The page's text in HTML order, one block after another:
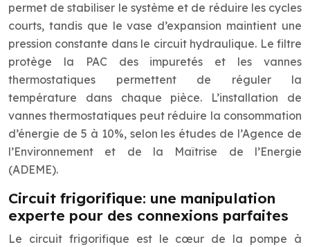
permet de stabiliser le système et de réduire les cycles
courts, tandis que le vase d’expansion maintient une
pression constante dans le circuit hydraulique. Le filtre
protège la PAC des impuretés et les vannes
thermostatiques permettent de réguler la
température dans chaque pièce. L’installation de
vannes thermostatiques peut réduire la consommation
d’énergie de 5 à 10%, selon les études de l’Agence de
l’Environnement et de la Maîtrise de l’Energie
(ADEME).
Circuit frigorifique: une manipulation
experte pour des connexions parfaites
Le circuit frigorifique est le cœur de la pompe à